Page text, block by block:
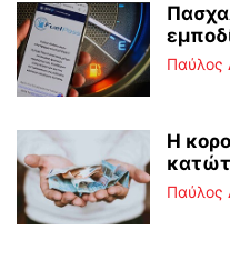
Παύλος
Η
Παύλος